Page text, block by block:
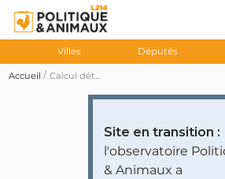
Villes Députés
Accueil Calcul détaillé des notes
Site en transition :
l'observatoire
& Animaux a